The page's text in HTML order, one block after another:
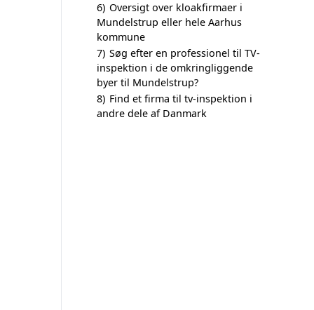
6) Oversigt over kloakfirmaer i
Mundelstrup eller hele Aarhus
kommune
7) Søg efter en professionel til TV-
inspektion i de omkringliggende
byer til Mundelstrup?
8) Find et firma til tv-inspektion i
andre dele af Danmark